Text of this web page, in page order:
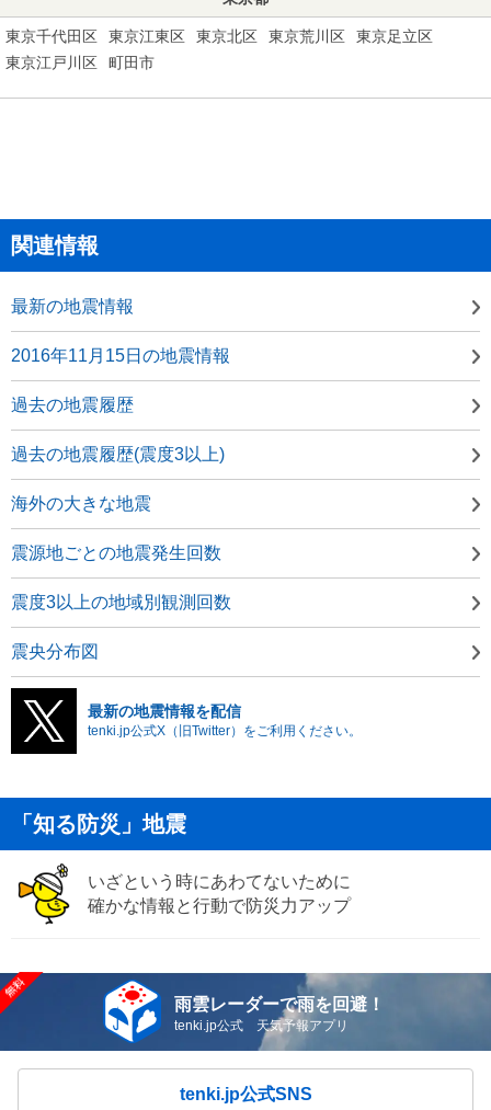
東京千代田区 東京江東区 東京北区 東京荒川区
東京足立区
東京江戸川区
町田市
関連情報
最新の地震情報
2016年11月15日の地震情報
過去の地震履歴
過去の地震履歴(震度3以上)
海外の大きな地震
震源地ごとの地震発生回数
震度3以上の地域別観測回数
震央分布図
最新の地震情報を配信
tenki.jp公式X（旧Twitter）をご利用ください。
「知る防災」地震
いざという時にあわてないために
確かな情報と行動で防災力アップ
雨雲レーダーで雨を回避！
tenki.jp公式 天気予報アプリ
tenki.jp公式SNS